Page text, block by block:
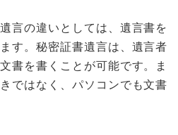
言の違いとしては、遺言書を
す。秘密証書遺言は、遺言者
書を書くことが可能です。ま
ではなく、パソコンでも文書